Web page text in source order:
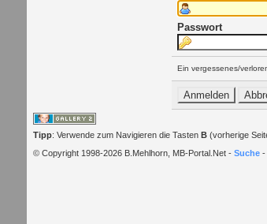
Passwort
Ein vergessenes/
Tipp: Verwende zum Navigieren die Tasten B(vorherige
© Copyright 1998-2026 B.Mehlhorn, MB-Portal.Net - Suche-